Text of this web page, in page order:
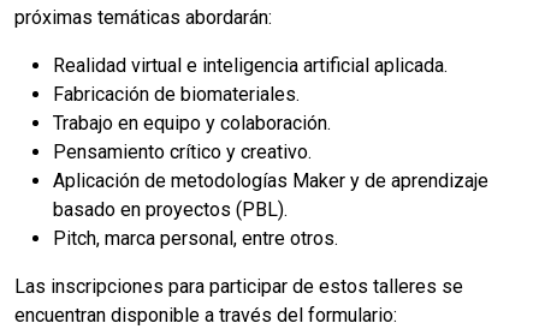
próximas temáticas abordarán:
Realidad virtual e inteligencia artificial aplicada.
Fabricación de biomateriales.
Trabajo en equipo y colaboración.
Pensamiento crítico y creativo.
Aplicación de metodologías Maker y de aprendizaje
basado en proyectos (PBL).
Pitch, marca personal, entre otros.
Las inscripciones para participar de estos talleres se
encuentran disponible a través del formulario: